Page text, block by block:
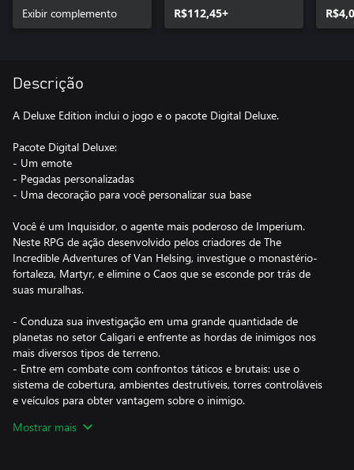
Exibir complemento
R$112,45+
Descrição
A Deluxe Edition inclui o jogo e o pacote Digital Deluxe.
Pacote Digital Deluxe:
- Um emote
- Pegadas personalizadas
- Uma decoração para você personalizar sua base
Você é um Inquisidor, o agente mais poderoso de Imperium.
Neste RPG de ação desenvolvido pelos criadores de The
Incredible Adventures of Van Helsing, investigue o monastério-
fortaleza, Martyr, e elimine o Caos que se esconde por trás de
suas muralhas.
- Conduza sua investigação em uma grande quantidade de
planetas no setor Caligari e enfrente as hordas de inimigos nos
mais diversos tipos de terreno.
- Entre em combate com confrontos táticos e brutais: use o
sistema de cobertura, ambientes destrutíveis, torres controláveis
e veículos para obter vantagem sobre o inimigo.
oferecendo uma jogabilidade totalmente diferente.
Mostrar mais